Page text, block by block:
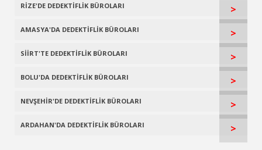
RİZE'DE DEDEKTİFLİK BÜROLARI >
AMASYA'DA DEDEKTİFLİK BÜROLARI >
SİİRT'TE DEDEKTİFLİK BÜROLARI >
BOLU'DA DEDEKTİFLİK BÜROLARI >
NEVŞEHİR'DE DEDEKTİFLİK BÜROLARI >
ARDAHAN'DA DEDEKTİFLİK BÜROLARI >